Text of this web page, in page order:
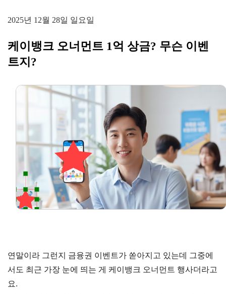
2025년 12월 28일 일요일
케이뱅크 오너먼트 1억 상금? 무슨 이벤
트지?
연말이라 그런지 금융권 이벤트가 쏟아지고 있는데 그중에
서도 최근 가장 눈에 띄는 게 케이뱅크 오너먼트 행사더라고
요.